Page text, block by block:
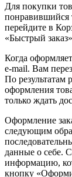
Для покупки
понравившийся
перейдите в
«Быстрый
Когда
e-mail. Вам
По результатам
оформления
только ждать
Оформление
следующим
данные о себе.
информацию,
кнопку